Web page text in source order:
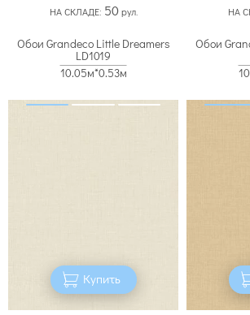
НА СКЛАДЕ: 50рул. НА
Обои Grandeco Little Dreamers
LD1019
10.05м*0.53м
Купить
Обои